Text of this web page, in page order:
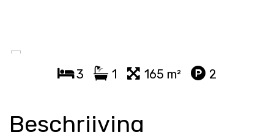
3 1 165 m² 2
Beschrijving